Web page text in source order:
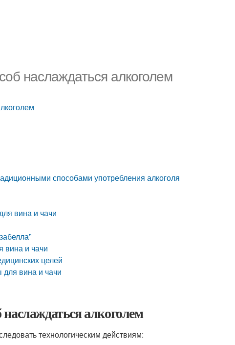
наслаждаться алкоголем
способами употребления алкоголя
вина и чачи
вина и чачи
целей
для вина и чачи
алкоголем
технологическим действиям: